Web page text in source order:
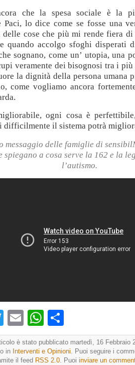
che la spesa sociale è la
Paci, lo dice come se fosse una
delle cose che più mi rende fiera di
quando accolgo sfoghi disperati
sognano, come un’ utopia, una
veramente dei bisognosi tra i
la dignità della persona umana
come vogliamo ancora
ogni cosa è
difficilmente il sistema potrà
messaggio delle famiglie di
spiegano a cosa serve la 162 e la
l’autismo.
TwitterEmailWhatsApp
è stato pubblicato martedì, 16 Febbraio
in Interventi e Opinioni. Puoi seguire i
il feed RSS 2.0. Puoi inviare un